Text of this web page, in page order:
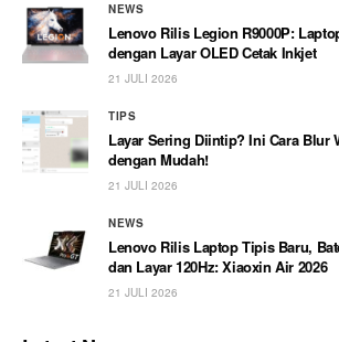
NEWS
Lenovo Rilis Legion R9000P:
dengan Layar OLED Cetak Inkjet
21 JULI 2026
TIPS
Layar Sering Diintip? Ini Cara Blur
dengan Mudah!
21 JULI 2026
NEWS
Lenovo Rilis Laptop Tipis Baru,
dan Layar 120Hz: Xiaoxin Air 2026
21 JULI 2026